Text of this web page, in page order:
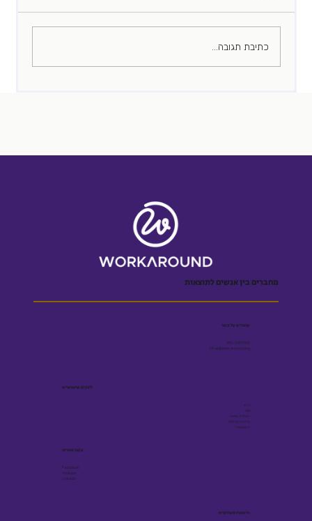
המראיין המוכשר שלכם הוא לא רק נכס
כתיבת תגובה...
מחברים בין אנשים לתוצאות
שומרים על קשר
055-5001909
Efrat@workaround.blog
לינקים שימושיים
בלוג
ספר
הצהרת נגישות
מדיניות פרטיות
תקנון אתר
עקבו אחרינו
Facebook
Youtube
Linkedin
הישארו מעודכנים